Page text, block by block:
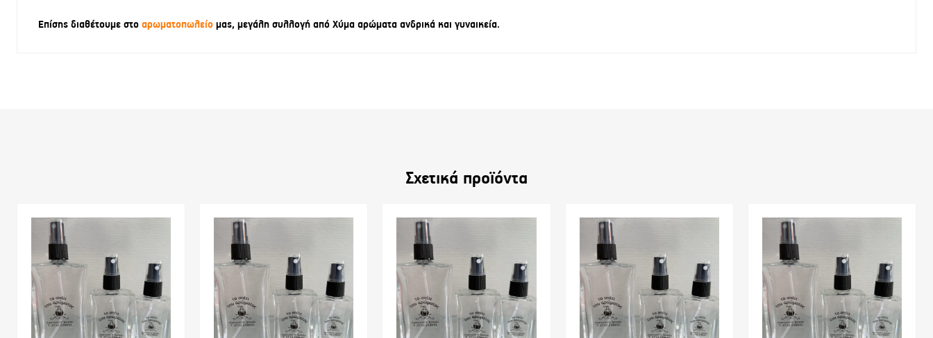
Επίσης διαθέτουμε στο αρωματοπωλείο μας, μεγάλη συλλογή από Χύμα αρώματα ανδρικά και γυναικεία.
Σχετικά προϊόντα